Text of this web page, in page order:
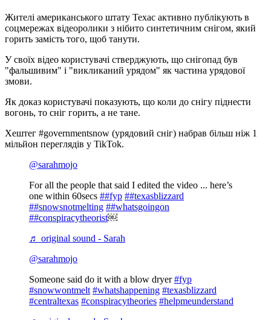
Жителі американського штату Техас активно публікують в
соцмережах відеоролики з нібито синтетичним снігом, який
горить замість того, щоб танути.
У своїх відео користувачі стверджують, що снігопад був
"фальшивим" і "викликаний урядом" як частина урядової
змови.
Як доказ користувачі показують, що коли до снігу піднести
вогонь, то сніг горить, а не тане.
Хештег #governmentsnow (урядовий сніг) набрав більш ніж 1
мільйон переглядів у TikTok.
@sarahmojo
For all the people that said I edited the video ... here’s
one within 60secs ##fyp ##texasblizzard
##snowsnotmelting ##whatsgoingon
##conspiracytheorist￼
♬ original sound - Sarah
@sarahmojo
Someone said do it with a blow dryer#fyp
#snowwontmelt #whatshappening #texasblizzard
#centraltexas #conspiracytheories #helpmeunderstand